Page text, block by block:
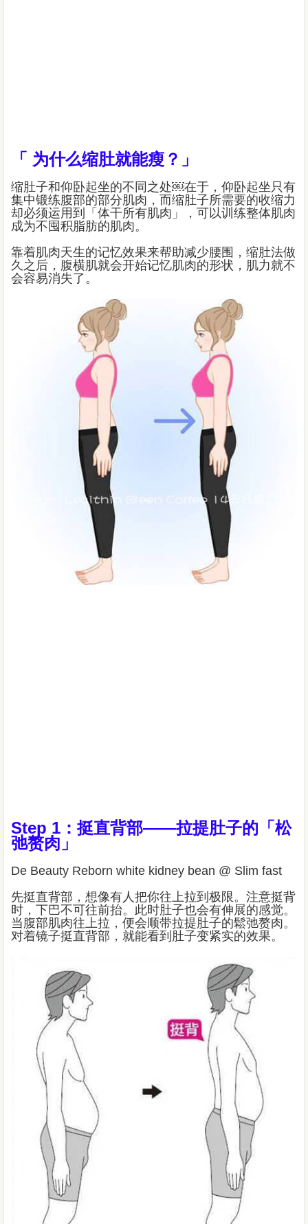
「 为什么缩肚就能瘦？」
缩肚子和仰卧起坐的不同之处￼在于，仰卧起坐只有
集中锻练腹部的部分肌肉，而缩肚子所需要的收缩力
却必须运用到「体干所有肌肉」，可以训练整体肌肉
成为不囤积脂肪的肌肉。
靠着肌肉天生的记忆效果来帮助减少腰围，缩肚法做
久之后，腹横肌就会开始记忆肌肉的形状，肌力就不
会容易消失了。
Step 1：挺直背部——拉提肚子的「松
弛赘肉」
De Beauty Reborn white kidney bean @ Slim fast
先挺直背部，想像有人把你往上拉到极限。注意挺背
时，下巴不可往前抬。此时肚子也会有伸展的感觉。
当腹部肌肉往上拉，便会顺带拉提肚子的鬆弛赘肉。
对着镜子挺直背部，就能看到肚子变紧实的效果。